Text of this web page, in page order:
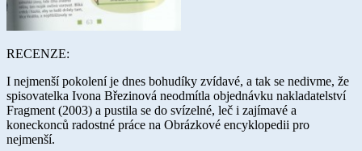
RECENZE:
I nejmenší pokolení je dnes bohudíky zvídavé, a tak se nedivme, že
spisovatelka Ivona Březinová neodmítla objednávku nakladatelství
Fragment (2003) a pustila se do svízelné, leč i zajímavé a
koneckonců radostné práce na Obrázkové encyklopedii pro
nejmenší.